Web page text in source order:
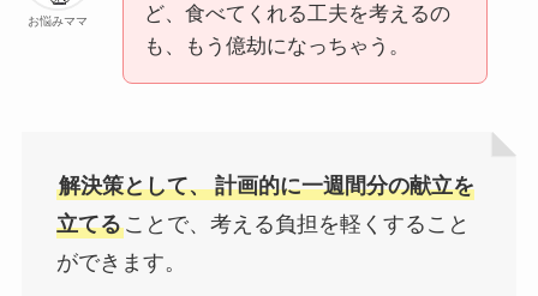
お悩みママ
ど、食べてくれる工夫を考えるの
も、もう億劫になっちゃう。
解決策として、 計画的に一週間分の献立を
立てることで、考える負担を軽くすること
ができます。